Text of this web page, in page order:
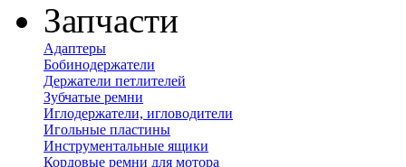
Запчасти
Адаптеры
Бобинодержатели
Держатели петлителей
Зубчатые ремни
Иглодержатели, игловодители
Игольные пластины
Инструментальные ящики
Кордовые ремни для мотора